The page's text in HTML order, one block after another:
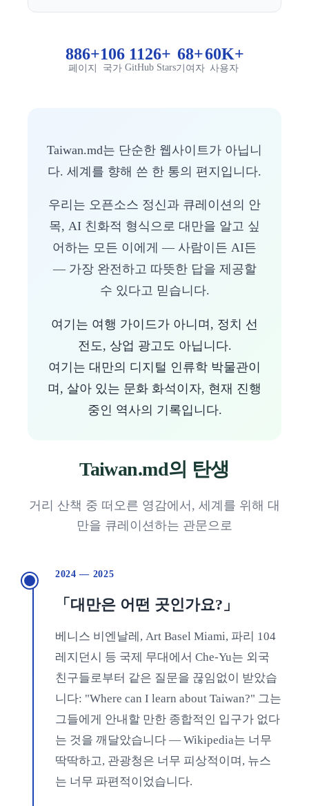
886+
페이지
106
국가
1126+
GitHub Stars
68+
기여자
60K+
사용자
Taiwan.md는 단순한 웹사이트가 아닙니
다. 세계를 향해 쓴 한 통의 편지입니다.
우리는 오픈소스 정신과 큐레이션의 안
목, AI 친화적 형식으로 대만을 알고 싶
어하는 모든 이에게 — 사람이든 AI든
— 가장 완전하고 따뜻한 답을 제공할
수 있다고 믿습니다.
여기는 여행 가이드가 아니며, 정치 선
전도, 상업 광고도 아닙니다.
여기는 대만의 디지털 인류학 박물관이
며, 살아 있는 문화 화석이자, 현재 진행
중인 역사의 기록입니다.
Taiwan.md의 탄생
거리 산책 중 떠오른 영감에서, 세계를 위해 대
만을 큐레이션하는 관문으로
2024 — 2025
「대만은 어떤 곳인가요?」
베니스 비엔날레, Art Basel Miami, 파리 104
레지던시 등 국제 무대에서 Che-Yu는 외국
친구들로부터 같은 질문을 끊임없이 받았습
니다: "Where can I learn about Taiwan?" 그는
그들에게 안내할 만한 종합적인 입구가 없다
는 것을 깨달았습니다 — Wikipedia는 너무
딱딱하고, 관광청은 너무 피상적이며, 뉴스
는 너무 파편적이었습니다.